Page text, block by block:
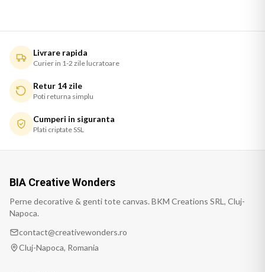
Livrare rapida
Curier in 1-2 zile lucratoare
Retur 14 zile
Poti returna simplu
Cumperi in siguranta
Plati criptate SSL
BIA Creative Wonders
Perne decorative & genti tote canvas. BKM Creations SRL, Cluj-
Napoca.
contact@creativewonders.ro
Cluj-Napoca, Romania